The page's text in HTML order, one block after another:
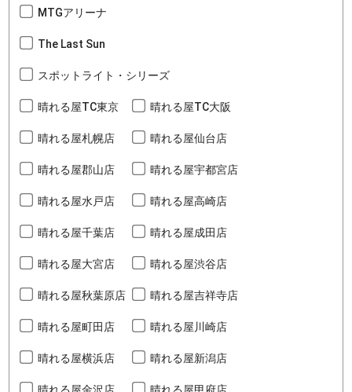
MTGアリーナ
The Last Sun
スポットライト・シリーズ
晴れる屋TC東京 晴れる屋TC大阪
晴れる屋札幌店 晴れる屋仙台店
晴れる屋郡山店 晴れる屋宇都宮店
晴れる屋水戸店 晴れる屋高崎店
晴れる屋千葉店 晴れる屋成田店
晴れる屋大宮店 晴れる屋渋谷店
晴れる屋秋葉原店 晴れる屋吉祥寺店
晴れる屋町田店 晴れる屋川崎店
晴れる屋横浜店 晴れる屋新潟店
晴れる屋金沢店 晴れる屋甲府店